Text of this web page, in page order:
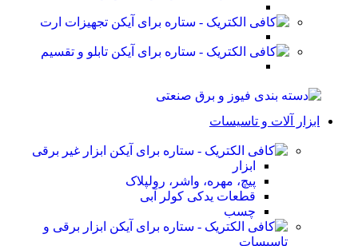
تجهیزات ارت
تابلو و تقسیم
ابزار آلات و تاسیسات
ابزار غیر برقی
ابزار
پیچ، مهره، واشر، رولپلاک
قطعات یدکی کولر آبی
چسب
ابزار برقی و
تاسیسات